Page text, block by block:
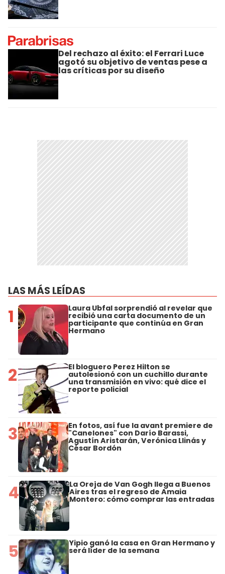
Del rechazo al éxito: el Ferrari Luce
agotó su objetivo de ventas pese a
las críticas por su diseño
LAS MÁS LEÍDAS
1 Laura Ubfal sorprendió al revelar que
recibió una carta documento de un
participante que continúa en Gran
Hermano
2 El bloguero Perez Hilton se
autolesionó con un cuchillo durante
una transmisión en vivo: qué dice el
reporte policial
3 En fotos, así fue la avant premiere de
"Canelones" con Darío Barassi,
Agustín Aristarán, Verónica Llinás y
César Bordón
4 La Oreja de Van Gogh llega a Buenos
Aires tras el regreso de Amaia
Montero: cómo comprar las entradas
5 Yipio ganó la casa en Gran Hermano y
será líder de la semana